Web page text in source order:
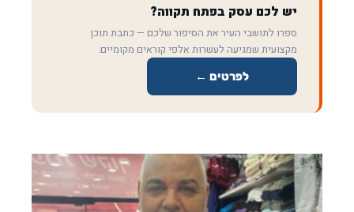
יש לכם עסק בפתח תקווה?
ספרו לתושבי העיר את הסיפור שלכם — כתבת תוכן
מקצועית שמגיעה לעשרות אלפי קוראים מקומיים.
לפרטים ←